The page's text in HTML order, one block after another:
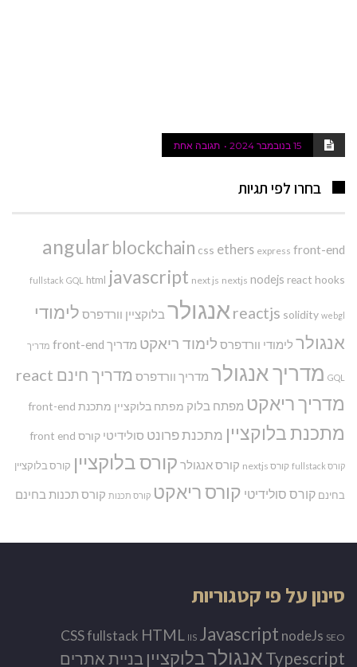
15 בנובמבר 2024 תגובה אחת
בחרו לפי תגיות
angularblockchain css ethers express front-end
fullstack GQL html javascript next js nextjs nodejs react hooks
reactjs solidity webgl אנגולר בלוקציין וורדפרס לימודי
אנגולר לימודי וורדפרס לימוד ריאקט מדריך front-end מדריך
GQL מדריך אנגולר מדריך וורדפרס מדריך חינם react
מדריך ריאקט מפתח בלוק מפתח בלוקציין מתכנת front-end
מתכנת בלוקציין מתכנת פרונט סולידיטי קורס front end
קורס fullstack קורס nextjs קורס אנגולר קורס בלוקציין קורס בלוקציין
בחינם קורס סולידיטי קורס ריאקט קורס תכנות קורס תכנות בחינם
סינון על פי קטגוריות
CSSfullstack HTML IIS Javascript nodeJs SEO
Typescript אנגולרבלוקציין בניית אתרים